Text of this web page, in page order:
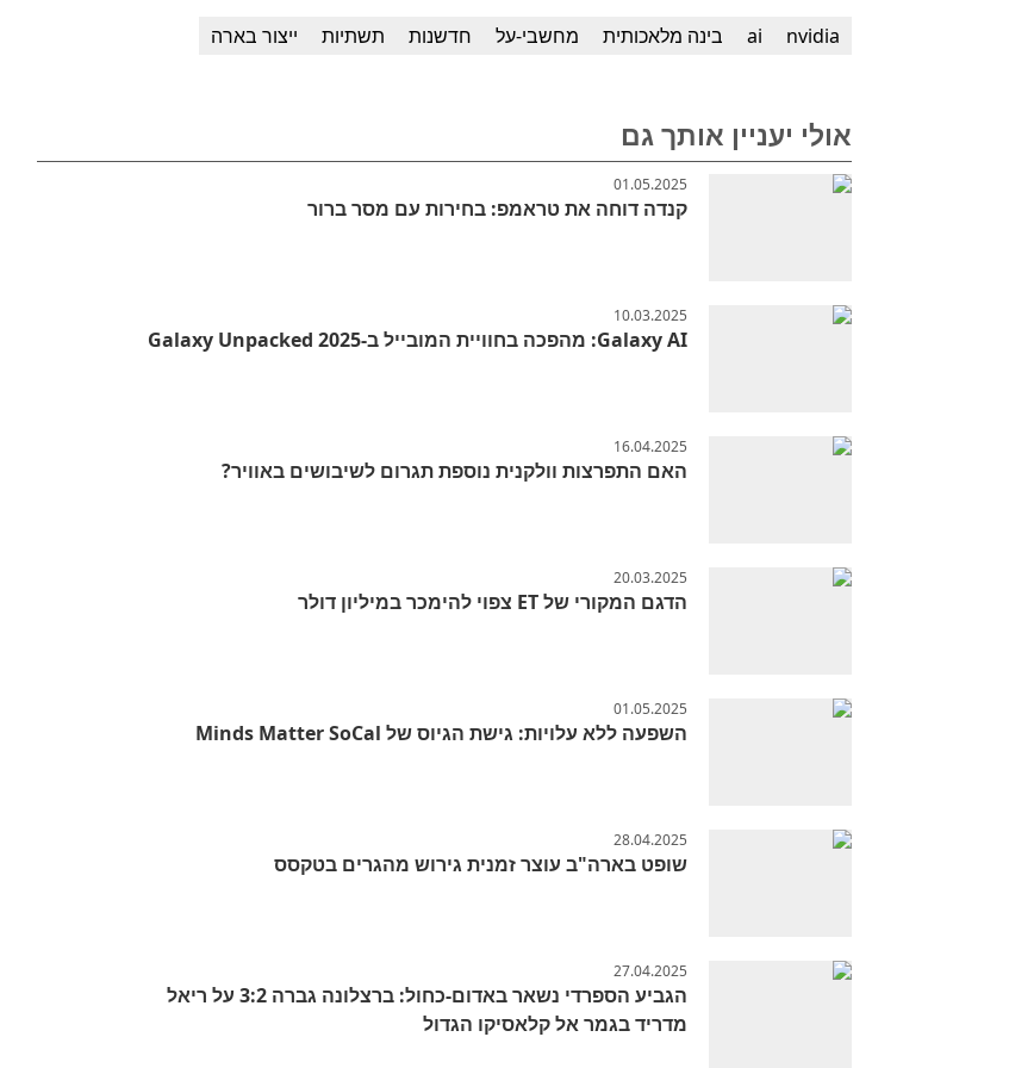
nvidia
ai בינה מלאכותית מחשבי-על חדשנות תשתיות ייצור בארה
אולי יעניין אותך גם
01.05.2025
קנדה דוחה את טראמפ: בחירות עם מסר ברור
10.03.2025
Galaxy AI: מהפכה בחוויית המובייל ב-Galaxy Unpacked 2025
16.04.2025
האם התפרצות וולקנית נוספת תגרום לשיבושים באוויר?
20.03.2025
הדגם המקורי של ET צפוי להימכר במיליון דולר
01.05.2025
השפעה ללא עלויות: גישת הגיוס של Minds Matter SoCal
28.04.2025
שופט בארה"ב עוצר זמנית גירוש מהגרים בטקסס
27.04.2025
הגביע הספרדי נשאר באדום-כחול: ברצלונה גברה 3:2 על ריאל
מדריד בגמר אל קלאסיקו הגדול